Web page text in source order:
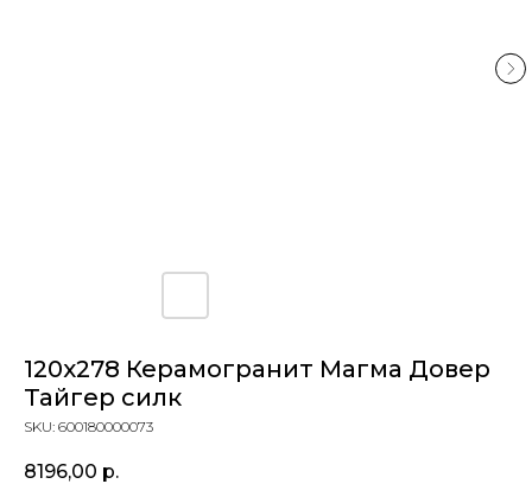
120х278 Керамогранит Магма Довер
Тайгер силк
SKU: 600180000073
8196,00 р.